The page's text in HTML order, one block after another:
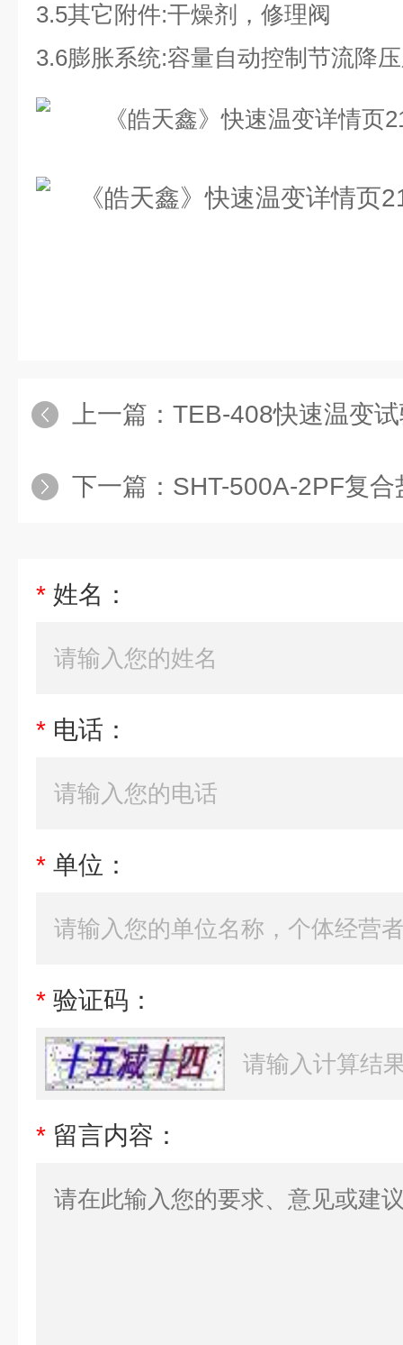
3.5其它附件:干燥剂，修理阀
3.6膨胀系统:容量自动控制节流降
上一篇： TEB-408快速温变试验
下一篇： SHT-500A-2PF复合盐雾
* 姓名：
* 电话：
* 单位：
* 验证码：
* 留言内容：